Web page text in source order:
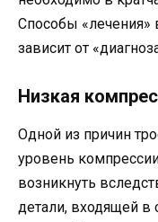
Способы «лечения»
зависит от
Низкая
Одной из причин
уровень
возникнуть
детали, входящей